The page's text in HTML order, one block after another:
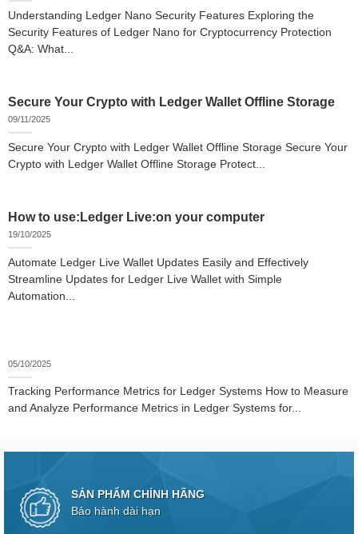
Understanding Ledger Nano Security Features Exploring the
Security Features of Ledger Nano for Cryptocurrency Protection
Q&A: What...
Secure Your Crypto with Ledger Wallet Offline Storage
09/11/2025
Secure Your Crypto with Ledger Wallet Offline Storage Secure Your
Crypto with Ledger Wallet Offline Storage Protect...
How to use:Ledger Live:on your computer
19/10/2025
Automate Ledger Live Wallet Updates Easily and Effectively
Streamline Updates for Ledger Live Wallet with Simple
Automation...
05/10/2025
Tracking Performance Metrics for Ledger Systems How to Measure
and Analyze Performance Metrics in Ledger Systems for...
SẢN PHẨM CHÍNH HÃNG
Bảo hành dài hạn